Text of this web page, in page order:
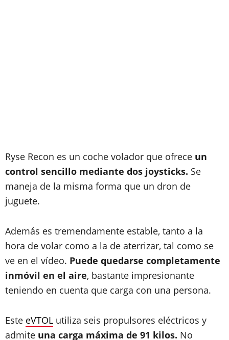
Ryse Recon es un coche volador que ofrece un
control sencillo mediante dos joysticks. Se
maneja de la misma forma que un dron de
juguete.
Además es tremendamente estable, tanto a la
hora de volar como a la de aterrizar, tal como se
ve en el vídeo. Puede quedarse completamente
inmóvil en el aire, bastante impresionante
teniendo en cuenta que carga con una persona.
Este eVTOL utiliza seis propulsores eléctricos y
admite una carga máxima de 91 kilos. No